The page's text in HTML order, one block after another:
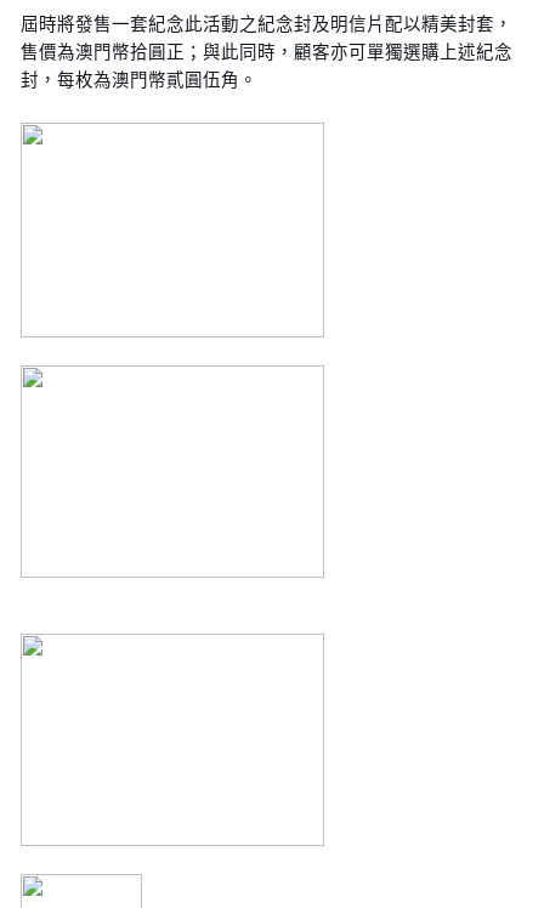
屆時將發售一套紀念此活動之紀念封及明信片配以精美封套，
售價為澳門幣拾圓正；與此同時，顧客亦可單獨選購上述紀念
封，每枚為澳門幣貳圓伍角。